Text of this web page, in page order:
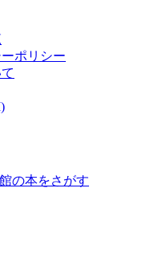
ポリシー
の本をさがす